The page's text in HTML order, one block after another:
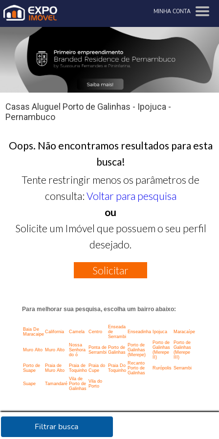
MINHA CONTA
Filtrar busca
Casas Aluguel Porto de Galinhas - Ipojuca -
Pernambuco
Oops. Não encontramos resultados para esta
busca!
Tente restringir menos os parâmetros de
consulta: Voltar para pesquisa
ou
Solicite um Imóvel que possuem o seu perfil
desejado.
Solicitar
Para melhorar sua pesquisa, escolha um bairro abaixo:
Baia De
Maracaipe California Camela Centro
Enseada
de
Serrambi
Enseadinha Ipojuca Maracaípe
Muro Alto Muro Alto
Nossa
Senhora
do ó
Ponta de
Serrambi
Porto de
Galinhas
Porto de
Galinhas
(Merepe)
Porto de
Galinhas
(Merepe
II)
Porto de
Galinhas
(Merepe
III)
Porto de
Suape
Praia de
Muro Alto
Praia de
Toquinho
Praia do
Cupe
Praia Do
Toquinho
Recanto
Porto de
Galinhas
Rurópolis Serrambi
Suape Tamandaré
Vila de
Porto de
Galinhas
Vila do
Porto